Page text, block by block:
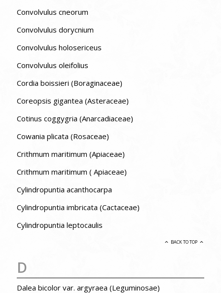
Convolvulus cneorum
Convolvulus dorycnium
Convolvulus holosericeus
Convolvulus oleifolius
Cordia boissieri (Boraginaceae)
Coreopsis gigantea (Asteraceae)
Cotinus coggygria (Anarcadiaceae)
Cowania plicata (Rosaceae)
Crithmum maritimum (Apiaceae)
Crithmum maritimum ( Apiaceae)
Cylindropuntia acanthocarpa
Cylindropuntia imbricata (Cactaceae)
Cylindropuntia leptocaulis
BACK TO TOP
D
Dalea bicolor var. argyraea (Leguminosae)